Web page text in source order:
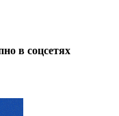
в соцсетях